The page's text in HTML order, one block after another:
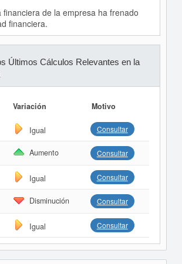
financiera de la empresa ha frenado
financiera.
Últimos Cálculos Relevantes en la
Variación Motivo
Igual Consultar
Aumento Consultar
Igual Consultar
Disminución Consultar
Igual Consultar